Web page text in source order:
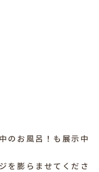
のお風呂！も展示中
を膨らませてくださ